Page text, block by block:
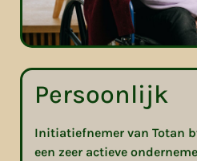
Persoonlijk
Initiatiefnemer van Totan
een zeer actieve